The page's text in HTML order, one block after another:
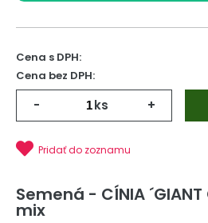
Cena s DPH:
Cena bez DPH:
- ks +
Pridať do zoznamu
Semená - CÍNIA ´GIANT
mix